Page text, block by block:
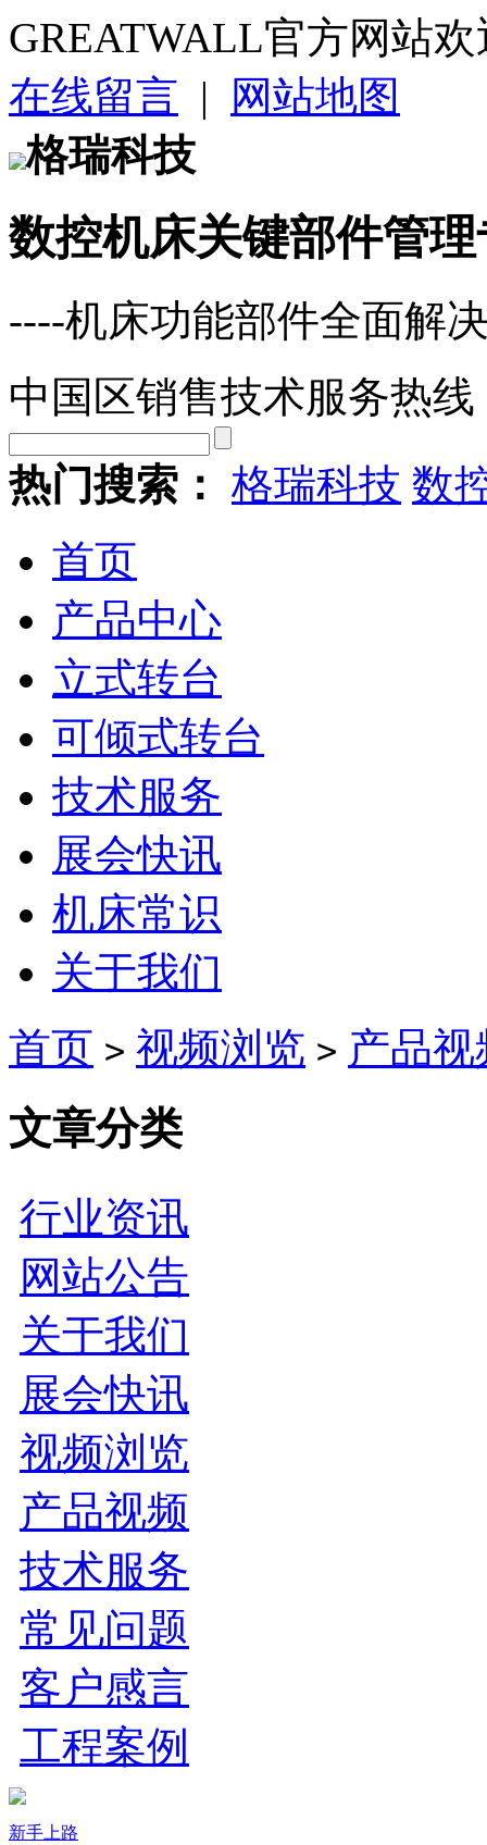
GREATWALL官方网站
在线留言 |
网站地图
格瑞科技
数控机床关键部件管
----机床功能部件全面解
中国区销售技术服务热线
热门搜索： 格瑞科技 数
首页
产品中心
立式转台
可倾式转台
技术服务
展会快讯
机床常识
关于我们
首页 > 视频浏览 > 产品视
文章分类
行业资讯
网站公告
关于我们
展会快讯
视频浏览
产品视频
技术服务
常见问题
客户感言
工程案例
新手上路